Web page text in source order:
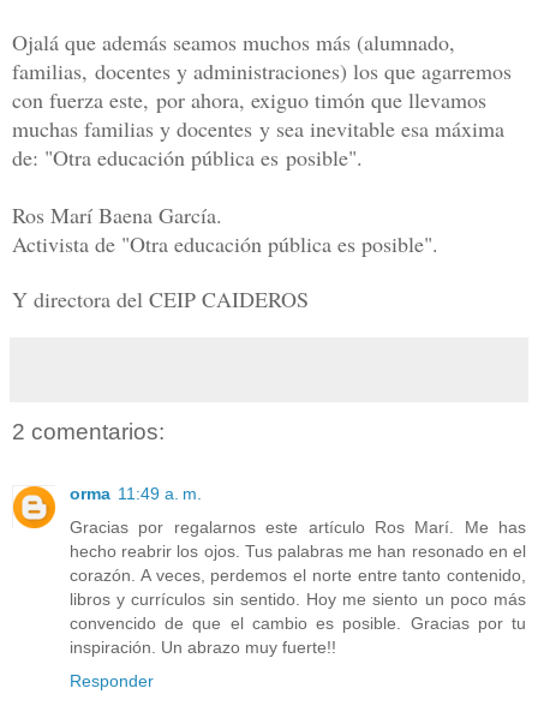
Ojalá que además seamos muchos más (alumnado,
familias, docentes y administraciones) los que agarremos
con fuerza este, por ahora, exiguo timón que llevamos
muchas familias y docentes y sea inevitable esa máxima
de: "Otra educación pública es posible".
Ros Marí Baena García.
Activista de "Otra educación pública es posible".
Y directora del CEIP CAIDEROS
2 comentarios:
orma 11:49 a. m.
Gracias por regalarnos este artículo Ros Marí. Me has
hecho reabrir los ojos. Tus palabras me han resonado en el
corazón. A veces, perdemos el norte entre tanto contenido,
libros y currículos sin sentido. Hoy me siento un poco más
convencido de que el cambio es posible. Gracias por tu
inspiración. Un abrazo muy fuerte!!
Responder